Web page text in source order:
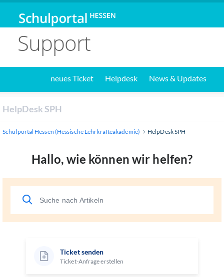
Support
neues Ticket Helpdesk News & Updates
HelpDesk SPH
Schulportal Hessen (Hessische Lehrkräfteakademie) HelpDesk SPH
Hallo, wie können wir helfen?
Ticket senden
Ticket-Anfrage erstellen